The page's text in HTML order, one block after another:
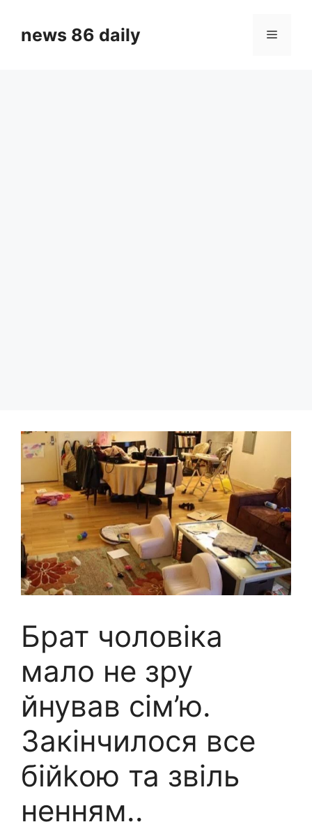
contentnews 86 daily Menu
Брат чоловіка
мало не зру
йнував сім’ю.
Закінчилося все
бійkою та звіль
ненням..